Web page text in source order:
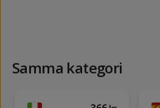
Samma kategori